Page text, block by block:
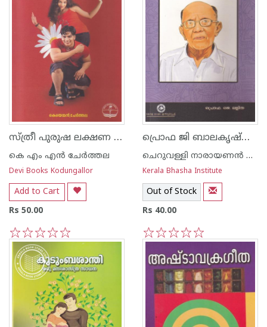
സ്ത്രീ പുരുഷ ലക്ഷണ ശാസ്ത്രം
കെ എം എന്‍ ചേര്‍ത്തല
Devi Books Kodungallor
Add to Cart
Rs 50.00
5
4
3
2
1
പ്രൊഫ ജി ബാലകൃഷ്ണന്‍ നായര്‍
ചെറുവള്ളി നാരായണന്‍ നമ്പൂതിരി
Kerala Bhasha Institute
Out of Stock
Rs 40.00
5
4
3
2
1